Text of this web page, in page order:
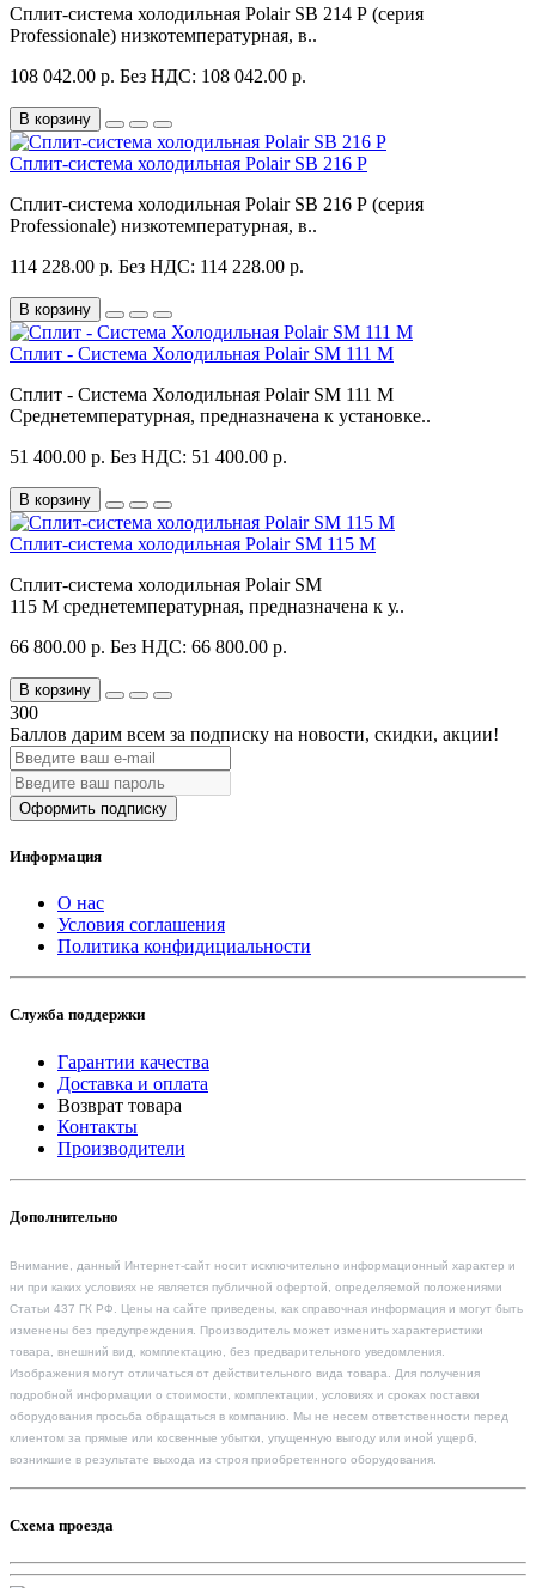
Сплит-система холодильная Polair SB 214 P (серия
Professionale) низкотемпературная, в..
108 042.00 р. Без НДС: 108 042.00 р.
В корзину
Сплит-система холодильная Polair SB 216 P
Сплит-система холодильная Polair SB 216 P (серия
Professionale) низкотемпературная, в..
114 228.00 р. Без НДС: 114 228.00 р.
В корзину
Сплит - Система Холодильная Polair SM 111 M
Сплит - Система Холодильная Polair SM 111 M
Среднетемпературная, предназначена к установке..
51 400.00 р. Без НДС: 51 400.00 р.
В корзину
Сплит-система холодильная Polair SM 115 M
Сплит-система холодильная Polair SM
115 M среднетемпературная, предназначена к у..
66 800.00 р. Без НДС: 66 800.00 р.
В корзину
300
Баллов дарим всем за подписку на новости, скидки, акции!
Оформить подписку
Информация
О нас
Условия соглашения
Политика конфидициальности
Служба поддержки
Гарантии качества
Доставка и оплата
Возврат товара
Контакты
Производители
Дополнительно
Внимание, данный Интернет-сайт носит исключительно информационный характер и
ни при каких условиях не является публичной офертой, определяемой положениями
Статьи 437 ГК РФ. Цены на сайте приведены, как справочная информация и могут быть
изменены без предупреждения. Производитель может изменить характеристики
товара, внешний вид, комплектацию, без предварительного уведомления.
Изображения могут отличаться от действительного вида товара. Для получения
подробной информации о стоимости, комплектации, условиях и сроках поставки
оборудования просьба обращаться в компанию. Мы не несем ответственности перед
клиентом за прямые или косвенные убытки, упущенную выгоду или иной ущерб,
возникшие в результате выхода из строя приобретенного оборудования.
Схема проезда